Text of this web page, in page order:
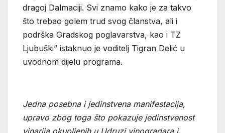
dragoj Dalmaciji. Svi znamo kako je za takvo
što trebao golem trud svog članstva, ali i
podrška Gradskog poglavarstva, kao i TZ
Ljubuški” istaknuo je voditelj Tigran Delić u
uvodnom dijelu programa.
Jedna posebna i jedinstvena manifestacija,
upravo zbog toga što pokazuje jedinstvenost